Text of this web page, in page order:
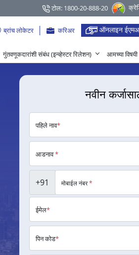
टोल: 1800-20-888-20
ब्रांच लोकेटर करिअर ऑनलाइन
गुंतवणूकदारांशी संबंध (इन्व्हेस्टर रिलेशन) आमच्या विषयी
नवीन
पहिले नाव*
आडनाव*
+91 मोबाईल नंबर*
ईमेल*
पिन कोड*